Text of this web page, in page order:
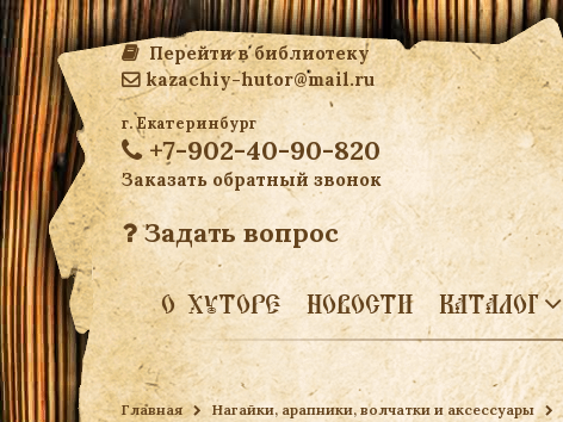
Перейти в библиотеку
kazachiy-hutor@mail.ru
г. Екатеринбург
+7-902-40-90-820
Заказать обратный звонок
Задать вопрос
О ХУТОРЕ НОВОСТИ КАТАЛОГ
Главная Нагайки, арапники, волчатки и аксессуары